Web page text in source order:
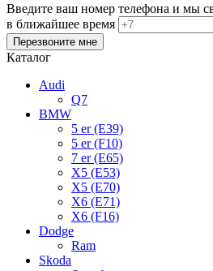
Введите ваш номер телефона и мы
в ближайшее время
Каталог
Audi
Q7
BMW
5 er (E39)
5 er (F10)
7 er (E65)
X5 (E53)
X5 (E70)
X6 (E71)
X6 (F16)
Dodge
Ram
Skoda